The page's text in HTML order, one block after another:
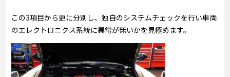
この3項目から更に分別し、独自のシステムチェックを行い車両
のエレクトロニクス系統に異常が無いかを見極めます。